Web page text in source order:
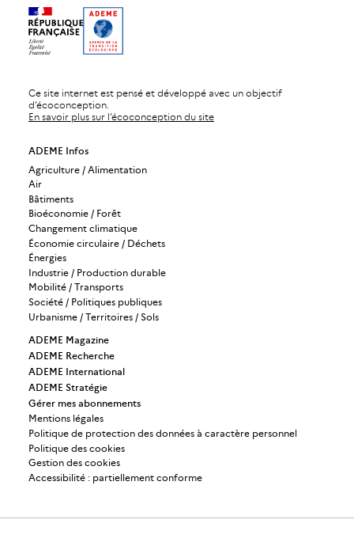
Ce site internet est pensé et développé avec un objectif
d’écoconception.
En savoir plus sur l’écoconception du site
ADEME Infos
Agriculture / Alimentation
Air
Bâtiments
Bioéconomie / Forêt
Changement climatique
Économie circulaire / Déchets
Énergies
Industrie / Production durable
Mobilité / Transports
Société / Politiques publiques
Urbanisme / Territoires / Sols
ADEME Magazine
ADEME Recherche
ADEME International
ADEME Stratégie
Gérer mes abonnements
Mentions légales
Politique de protection des données à caractère personnel
Politique des cookies
Gestion des cookies
Accessibilité : partiellement conforme